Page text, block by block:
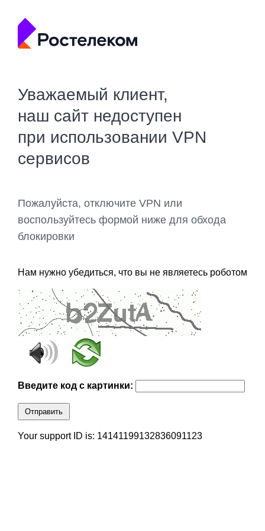
Уважаемый клиент,
наш сайт недоступен
при использовании VPN
сервисов
Пожалуйста, отключите VPN или
воспользуйтесь формой ниже для обхода
блокировки
Нам нужно убедиться, что вы не являетесь роботом
Введите код с картинки:
Отправить
Your support ID is: 14141199132836091123